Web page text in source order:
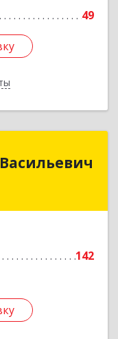
49
142
Куйбышев г,